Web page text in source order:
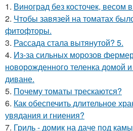
1. Виноград без косточек, весом
2. Чтобы завязей на томатах
фитофторы.
3. Рассада стала вытянутой? 5.
4. Из-за сильных морозов
новорожденного теленка домой
диване.
5. Почему томаты трескаются?
6. Как обеспечить длительное
увядания и гниения?
7. Гриль - домик на даче под